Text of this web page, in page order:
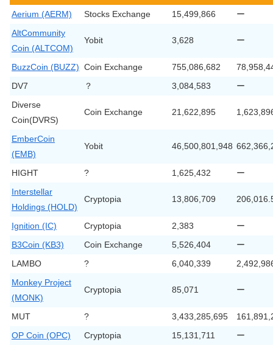
Aerium (AERM) Stocks Exchange 15,499,866
ー
AltCommunity
Coin (ALTCOM)
Yobit 3,628 ー
BuzzCoin (BUZZ) Coin Exchange 755,086,682
DV7
？ 3,084,583
ー
Diverse
Coin(DVRS)
Coin Exchange 21,622,895
EmberCoin
(EMB)
Yobit 46,500,801,948
HIGHT ? 1,625,432
ー
Interstellar
Holdings (HOLD)
Cryptopia 13,806,709
Ignition (IC) Cryptopia 2,383
ー
B3Coin (KB3)
Coin Exchange 5,526,404
ー
LAMBO
? 6,040,339
Monkey Project
(MONK)
Cryptopia 85,071 ー
MUT ? 3,433,285,695
OP Coin (OPC)
Cryptopia 15,131,711
ー